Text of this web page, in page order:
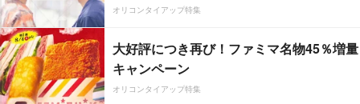
オリコンタイアップ特集
大好評につき再び！ファミマ名物45％増量
キャンペーン
オリコンタイアップ特集